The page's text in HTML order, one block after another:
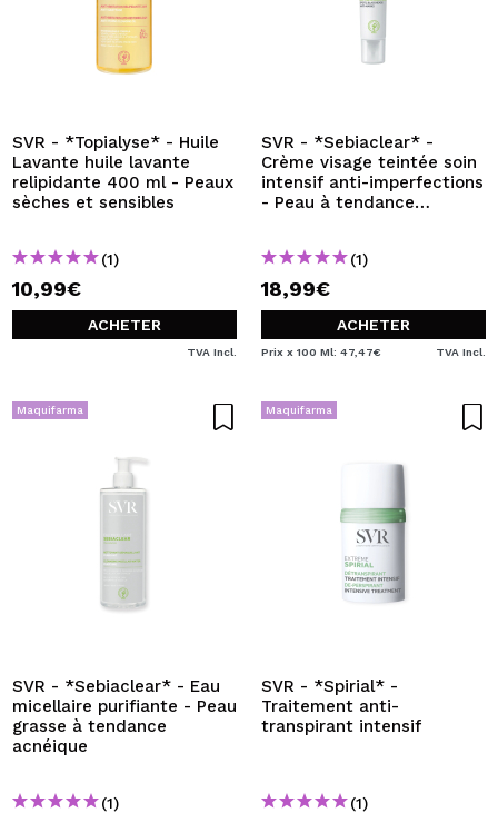
SVR - *Topialyse* - Huile
Lavante huile lavante
relipidante 400 ml - Peaux
sèches et sensibles
(1)
10,99€
ACHETER
TVA Incl.
SVR - *Sebiaclear* -
Crème visage teintée soin
intensif anti-imperfections
- Peau à tendance
(1)
18,99€
ACHETER
Prix x 100 Ml: 47,47€ TVA Incl.
Maquifarma
SVR - *Sebiaclear* - Eau
micellaire purifiante - Peau
grasse à tendance
acnéique
(1)
Maquifarma
SVR - *Spirial* -
Traitement anti-
transpirant intensif
(1)